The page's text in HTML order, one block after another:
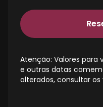
Atenção: Valores para
e outras datas
alterados, consultar